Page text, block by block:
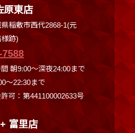
原東店
稲敷市西代2868-1(元
跡)
7588
朝9:00〜深夜24:00まで
〜22:30まで
可：第441100002633号
富里店